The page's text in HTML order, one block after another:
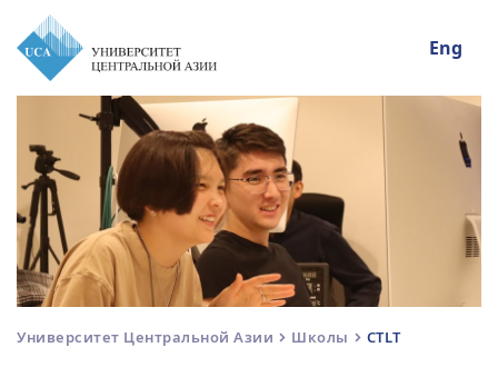
Eng
Университет Центральной Азии Школы CTLT